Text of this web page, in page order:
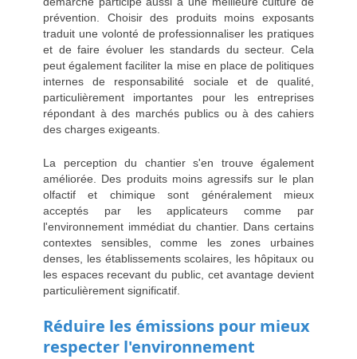
prévention. Choisir des produits moins exposants
traduit une volonté de professionnaliser les pratiques
et de faire évoluer les standards du secteur. Cela
peut également faciliter la mise en place de politiques
internes de responsabilité sociale et de qualité,
particulièrement importantes pour les entreprises
répondant à des marchés publics ou à des cahiers
des charges exigeants.
La perception du chantier s'en trouve également
améliorée. Des produits moins agressifs sur le plan
olfactif et chimique sont généralement mieux
acceptés par les applicateurs comme par
l'environnement immédiat du chantier. Dans certains
contextes sensibles, comme les zones urbaines
denses, les établissements scolaires, les hôpitaux ou
les espaces recevant du public, cet avantage devient
particulièrement significatif.
Réduire les émissions pour mieux
respecter l'environnement